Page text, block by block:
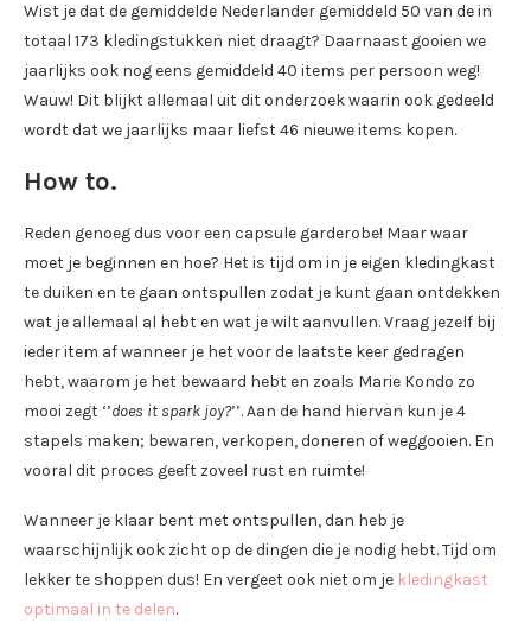
Wist je dat de gemiddelde Nederlander gemiddeld 50 van de in
totaal 173 kledingstukken niet draagt? Daarnaast gooien we
jaarlijks ook nog eens gemiddeld 40 items per persoon weg!
Wauw! Dit blijkt allemaal uit dit onderzoek waarin ook gedeeld
wordt dat we jaarlijks maar liefst 46 nieuwe items kopen.
How to.
Reden genoeg dus voor een capsule garderobe! Maar waar
moet je beginnen en hoe? Het is tijd om in je eigen kledingkast
te duiken en te gaan ontspullen zodat je kunt gaan ontdekken
wat je allemaal al hebt en wat je wilt aanvullen. Vraag jezelf bij
ieder item af wanneer je het voor de laatste keer gedragen
hebt, waarom je het bewaard hebt en zoals Marie Kondo zo
mooi zegt ‘’does it spark joy?’’. Aan de hand hiervan kun je 4
stapels maken; bewaren, verkopen, doneren of weggooien. En
vooral dit proces geeft zoveel rust en ruimte!
Wanneer je klaar bent met ontspullen, dan heb je
waarschijnlijk ook zicht op de dingen die je nodig hebt. Tijd om
lekker te shoppen dus! En vergeet ook niet om je kledingkast
optimaal in te delen.